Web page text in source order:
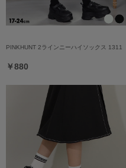
PINKHUNT 2ラインニーハイソックス 1311
￥880